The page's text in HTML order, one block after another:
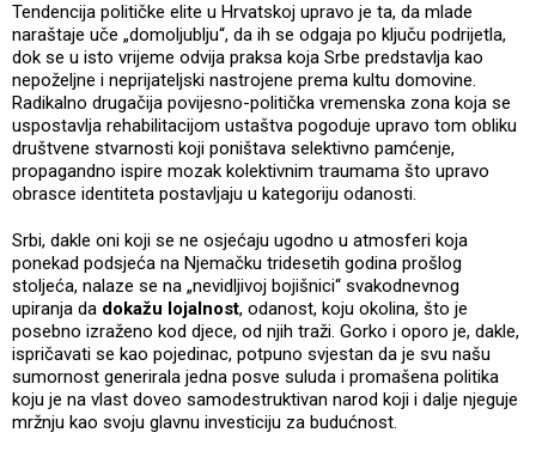
Tendencija političke elite u Hrvatskoj upravo je ta, da mlade
naraštaje uče „domoljublju“, da ih se odgaja po ključu podrijetla,
dok se u isto vrijeme odvija praksa koja Srbe predstavlja kao
nepoželjne i neprijateljski nastrojene prema kultu domovine.
Radikalno drugačija povijesno-politička vremenska zona koja se
uspostavlja rehabilitacijom ustaštva pogoduje upravo tom obliku
društvene stvarnosti koji poništava selektivno pamćenje,
propagandno ispire mozak kolektivnim traumama što upravo
obrasce identiteta postavljaju u kategoriju odanosti.
Srbi, dakle oni koji se ne osjećaju ugodno u atmosferi koja
ponekad podsjeća na Njemačku tridesetih godina prošlog
stoljeća, nalaze se na „nevidljivoj bojišnici“ svakodnevnog
upiranja da dokažu lojalnost, odanost, koju okolina, što je
posebno izraženo kod djece, od njih traži. Gorko i oporo je, dakle,
ispričavati se kao pojedinac, potpuno svjestan da je svu našu
sumornost generirala jedna posve suluda i promašena politika
koju je na vlast doveo samodestruktivan narod koji i dalje njeguje
mržnju kao svoju glavnu investiciju za budućnost.